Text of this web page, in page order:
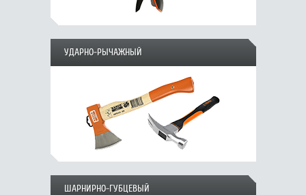
УДАРНО-РЫЧАЖНЫЙ
ШАРНИРНО-ГУБЦЕВЫЙ